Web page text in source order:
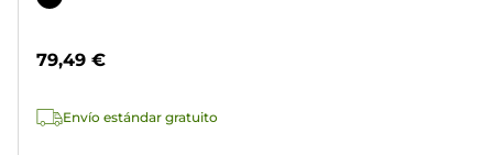
2
79,49 €
Envío estándar gratuito